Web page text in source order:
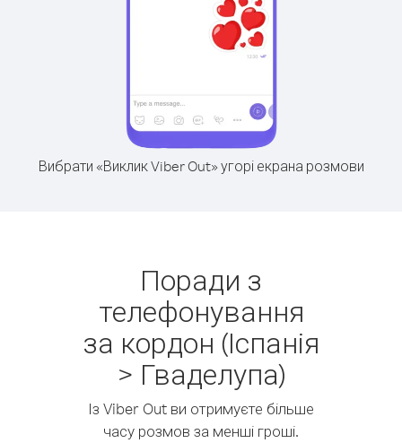
Вибрати «Виклик Viber Out» угорі екрана розмови
Поради з
телефонування
за кордон (Іспанія
> Гваделупа)
Із Viber Out ви отримуєте більше
часу розмов за менші гроші.